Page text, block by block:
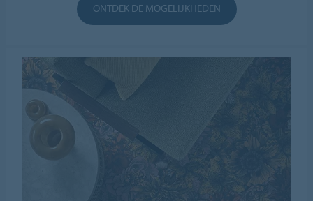
ONTDEK DE MOGELIJKHEDEN